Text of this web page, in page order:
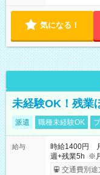
気になる！
未経験OK！残業
派遣 職種未経験OK
給与
時給1400円
週+残業5h ※
受取りサービ
交通費別途